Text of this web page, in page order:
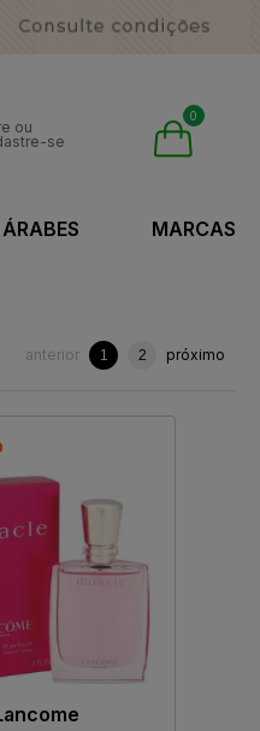
ou
se
0
ÁRABES MARCAS
anterior 1 2 próximo